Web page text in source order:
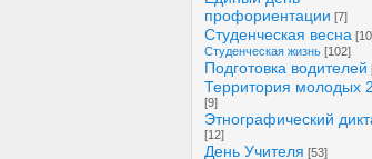
профориентации [7]
Студенческая весна
Студенческая жизнь [102]
Подготовка водителей
Территория молодых
[9]
Этнографический
[12]
День Учителя [53]